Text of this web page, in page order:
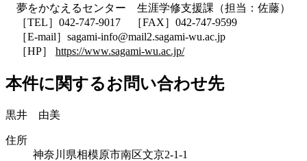
夢をかなえるセンター 生涯学修支援課（担当：佐藤）
［TEL］042-747-9017 ［FAX］042-747-9599
［E-mail］sagami-info@mail2.sagami-wu.ac.jp
［HP］ https://www.sagami-wu.ac.jp/
本件に関するお問い合わせ先
黒井 由美
住所
神奈川県相模原市南区文京2-1-1